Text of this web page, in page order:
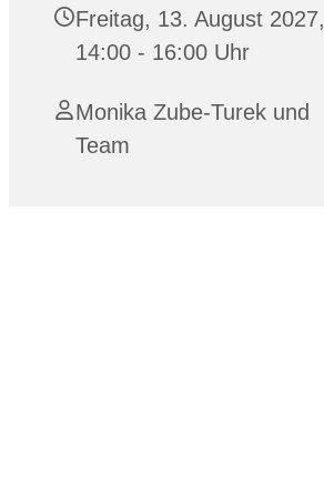
Freitag, 13. August 2027,
14:00 - 16:00 Uhr
Monika Zube-Turek und
Team